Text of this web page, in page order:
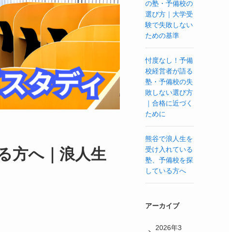
方へ｜浪人生
の塾・予備校の
選び方｜大学受
験で失敗しない
ための基準
忖度なし！予備
校経営者が語る
塾・予備校の失
敗しない選び方
｜合格に近づく
ために
熊谷で浪人生を
受け入れている
塾、予備校を探
している方へ
アーカイブ
2026年3